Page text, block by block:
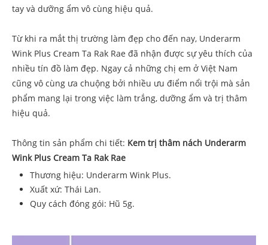
tay và dưỡng ẩm vô cùng hiệu quả.
Từ khi ra mắt thị trường làm đẹp cho đến nay, Underarm
Wink Plus Cream Ta Rak Rae đã nhận được sự yêu thích của
nhiều tín đồ làm đẹp. Ngay cả những chị em ở Việt Nam
cũng vô cùng ưa chuộng bởi nhiều ưu điểm nổi trội mà sản
phẩm mang lại trong việc làm trắng, dưỡng ẩm và trị thâm
hiệu quả.
Thông tin sản phẩm chi tiết: Kem trị thâm nách Underarm
Wink Plus Cream Ta Rak Rae
Thương hiệu: Underarm Wink Plus.
Xuất xứ: Thái Lan.
Quy cách đóng gói: Hũ 5g.